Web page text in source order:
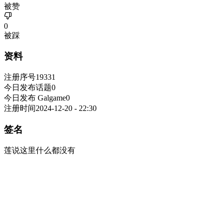
被赞
0
被踩
资料
注册序号19331
今日发布话题0
今日发布 Galgame0
注册时间2024-12-20 - 22:30
签名
莲说这里什么都没有